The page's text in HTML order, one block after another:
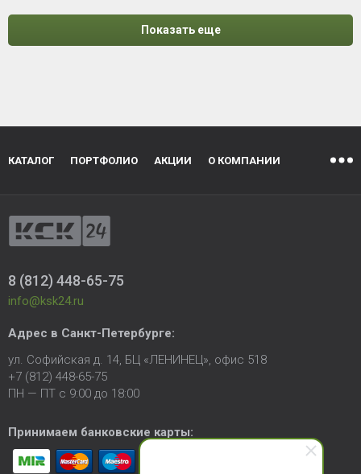
Показать еще
КАТАЛОГ ПОРТФОЛИО АКЦИИ О КОМПАНИИ
8 (812) 448-65-75
info@ksk24.ru
Адрес в Санкт-Петербурге:
ул. Софийская д. 14, БЦ «ЛЕНИНЕЦ», офис 518
+7 (812) 448-65-75
ПН — ПТ с 9:00 до 18:00
Принимаем банковские карты: